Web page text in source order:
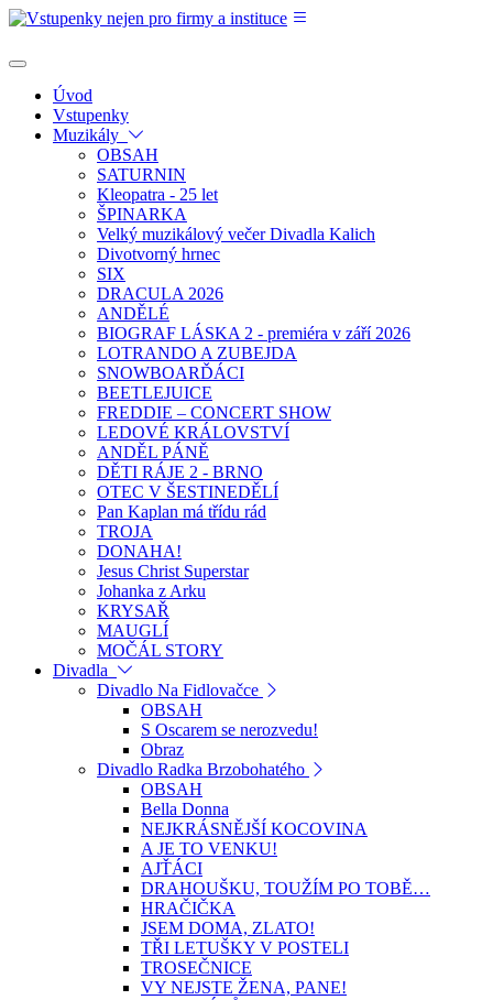
Úvod
Vstupenky
Muzikály
OBSAH
SATURNIN
Kleopatra - 25 let
ŠPINARKA
Velký muzikálový večer Divadla Kalich
Divotvorný hrnec
SIX
DRACULA 2026
ANDĚLÉ
BIOGRAF LÁSKA 2 - premiéra v září 2026
LOTRANDO A ZUBEJDA
SNOWBOARĎÁCI
BEETLEJUICE
FREDDIE – CONCERT SHOW
LEDOVÉ KRÁLOVSTVÍ
ANDĚL PÁNĚ
DĚTI RÁJE 2 - BRNO
OTEC V ŠESTINEDĚLÍ
Pan Kaplan má třídu rád
TROJA
DONAHA!
Jesus Christ Superstar
Johanka z Arku
KRYSAŘ
MAUGLÍ
MOČÁL STORY
Divadla
Divadlo Na Fidlovačce
OBSAH
S Oscarem se nerozvedu!
Obraz
Divadlo Radka Brzobohatého
OBSAH
Bella Donna
NEJKRÁSNĚJŠÍ KOCOVINA
A JE TO VENKU!
AJŤÁCI
DRAHOUŠKU, TOUŽÍM PO TOBĚ…
HRAČIČKA
JSEM DOMA, ZLATO!
TŘI LETUŠKY V POSTELI
TROSEČNICE
VY NEJSTE ŽENA, PANE!